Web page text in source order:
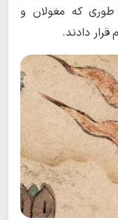
طوری که مغولان و
دادند.